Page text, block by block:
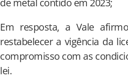
Em resposta, a Vale
restabelecer a vigência da
compromisso com as
lei.